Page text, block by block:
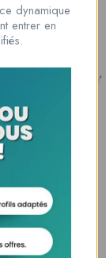
les meilleurs
dynamique
entrer en